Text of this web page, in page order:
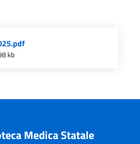
kb
Medica Statale